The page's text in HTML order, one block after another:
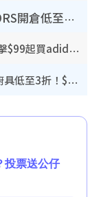
開倉優惠｜銅鑼灣MICHAEL KORS開倉低至17折！直擊$500起買手袋/銀包/鞋款 必買經典Jet Set系列
開倉優惠｜馬拉松開倉低至3折！直擊$99起買adidas／New Balance／Puma鞋款 STANLEY保溫杯劈價至$119起
廚具優惠｜普樂氏/意美廚/Buffalo廚具低至3折！$89起買煎鍋／炒鑊／個人鍋 同場小家電激減至$99起